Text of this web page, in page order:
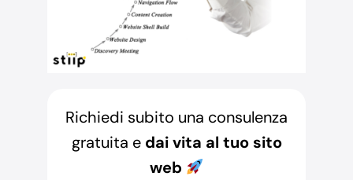
Richiedi subito una consulenza
gratuita e dai vita al tuo sito
web